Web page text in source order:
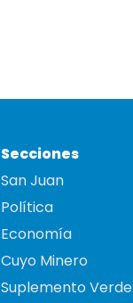
Secciones
San Juan
Política
Economía
Cuyo Minero
Suplemento Verde